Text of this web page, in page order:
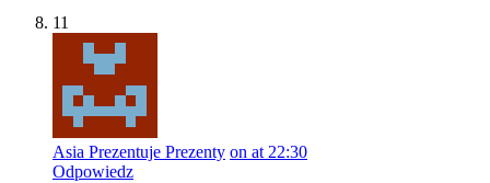
11
Asia Prezentuje Prezenty on at 22:30
Odpowiedz